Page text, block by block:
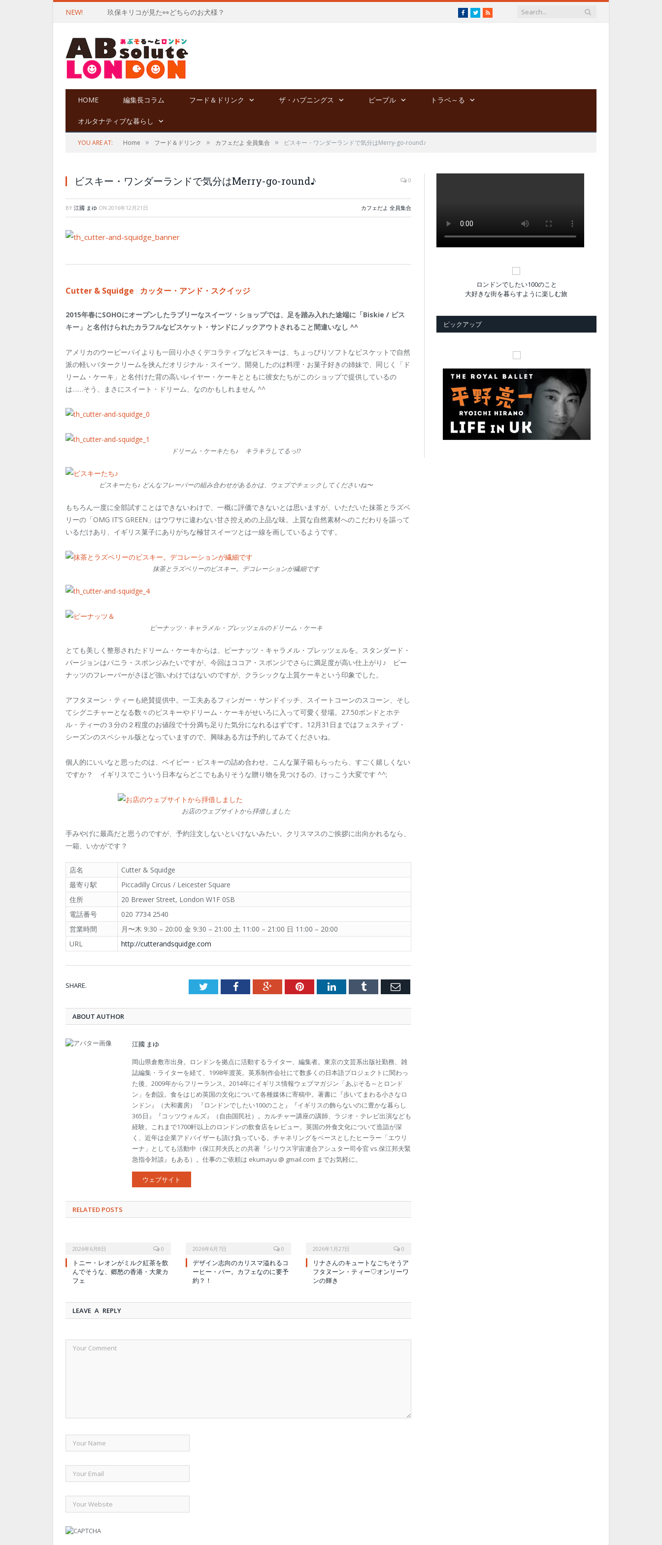
NEW! 玖保キリコが見た👀どちらのお犬様？ Facebook
TwitterRSS
HOME 編集長コラム フード＆ドリンク ザ・ハプニングス ピープル トラベ～る
オルタナティブな暮らし
YOU ARE AT: Home » フード＆ドリンク » カフェだよ 全員集合 » ビスキー・ワンダーランドで気分はMerry-go-round♪
ビスキー・ワンダーランドで気分はMerry-go-round♪ 0
BY 江國 まゆ ON 2016年12月21日 カフェだよ 全員集合
Cutter & Squidge カッター・アンド・スクイッジ
2015年春にSOHOにオープンしたラブリーなスイーツ・ショップでは、足を踏み入れた途端に「Biskie / ビス
キー」と名付けられたカラフルなビスケット・サンドにノックアウトされること間違いなし ^^
アメリカのウーピーパイよりも一回り小さくデコラティブなビスキーは、ちょっぴりソフトなビスケットで自然
派の軽いバタークリームを挟んだオリジナル・スイーツ。開発したのは料理・お菓子好きの姉妹で、同じく「ド
リーム・ケーキ」と名付けた背の高いレイヤー・ケーキとともに彼女たちがこのショップで提供しているの
は……そう、まさにスイート・ドリーム、なのかもしれません ^^
ドリーム・ケーキたち♪ キラキラしてるっ!?
ビスキーたち♪ どんなフレーバーの組み合わせがあるかは、ウェブでチェックしてくださいね〜
もちろん一度に全部試すことはできないわけで、一概に評価できないとは思いますが、いただいた抹茶とラズベ
リーの「OMG IT’S GREEN」はウワサに違わない甘さ控えめの上品な味。上質な自然素材へのこだわりを謳って
いるだけあり、イギリス菓子にありがちな極甘スイーツとは一線を画しているようです。
抹茶とラズベリーのビスキー。デコレーションが繊細です
ピーナッツ・キャラメル・プレッツェルのドリーム・ケーキ
とても美しく整形されたドリーム・ケーキからは、ピーナッツ・キャラメル・プレッツェルを。スタンダード・
バージョンはバニラ・スポンジみたいですが、今回はココア・スポンジでさらに満足度が高い仕上がり♪ ピー
ナッツのフレーバーがさほど強いわけではないのですが、クラシックな上質ケーキという印象でした。
アフタヌーン・ティーも絶賛提供中。一工夫あるフィンガー・サンドイッチ、スイートコーンのスコーン、そし
てシグニチャーとなる数々のビスキーやドリーム・ケーキがせいろに入って可愛く登場。27.50ポンドとホテ
ル・ティーの３分の２程度のお値段で十分満ち足りた気分になれるはずです。12月31日まではフェスティブ・
シーズンのスペシャル版となっていますので、興味ある方は予約してみてくださいね。
個人的にいいなと思ったのは、ベイビー・ビスキーの詰め合わせ。こんな菓子箱もらったら、すごく嬉しくない
ですか？ イギリスでこういう日本ならどこでもありそうな贈り物を見つけるの、けっこう大変です ^^;
お店のウェブサイトから拝借しました
手みやげに最高だと思うのですが、予約注文しないといけないみたい。クリスマスのご挨拶に出向かれるなら、
一箱、いかがです？
店名
Cutter & Squidge
最寄り駅
Piccadilly Circus / Leicester Square
住所
20 Brewer Street, London W1F 0SB
電話番号
020 7734 2540
営業時間
月〜木 9:30 – 20:00 金 9:30 – 21:00 土 11:00 – 21:00 日 11:00 – 20:00
URL
http://cutterandsquidge.com
SHARE. TwitterFacebookGoogle+PinterestLinkedInTumblr Email
ABOUT AUTHOR
江國 まゆ
岡山県倉敷市出身。ロンドンを拠点に活動するライター、編集者。東京の文芸系出版社勤務、雑
誌編集・ライターを経て、1998年渡英。英系制作会社にて数多くの日本語プロジェクトに関わっ
た後、2009年からフリーランス。2014年にイギリス情報ウェブマガジン「あぶそる～とロンド
ン」を創設。食をはじめ英国の文化について各種媒体に寄稿中。著書に『歩いてまわる小さなロ
ンドン』（大和書房） 『ロンドンでしたい100のこと』『イギリスの飾らないのに豊かな暮らし
365日』『コッツウォルズ』（自由国民社）。カルチャー講座の講師、ラジオ・テレビ出演なども
経験。これまで1700軒以上のロンドンの飲食店をレビュー。英国の外食文化について造詣が深
く、近年は企業アドバイザーも請け負っている。チャネリングをベースとしたヒーラー「エウリ
ーナ」としても活動中（保江邦夫氏との共著『シリウス宇宙連合アシュター司令官 vs.保江邦夫緊
急指令対談』もある）。仕事のご依頼は ekumayu @ gmail.com までお気軽に。
ウェブサイト
RELATED POSTS
2026年6月8日 0
トニー・レオンがミルク紅茶を飲
んでそうな、郷愁の香港・大衆カ
フェ
2026年6月7日 0
デザイン志向のカリスマ溢れるコ
ーヒー・バー。カフェなのに要予
約？！
2026年1月27日 0
リナさんのキュートなごちそうア
フタヌーン・ティー♡オンリーワ
ンの輝き
LEAVE A REPLY
ロンドンでしたい100のこと
大好きな街を暮らすように楽しむ旅
ピックアップ